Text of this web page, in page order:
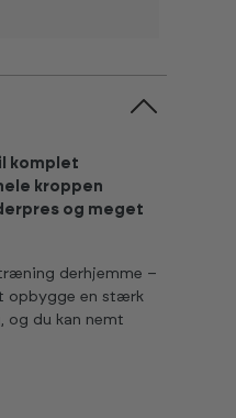
komplet
kroppen
og meget
derhjemme –
opbygge en stærk
og du kan nemt